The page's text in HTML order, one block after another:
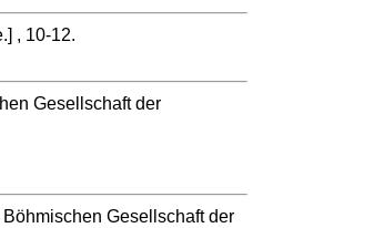
, 10-12.
Gesellschaft der
Gesellschaft der